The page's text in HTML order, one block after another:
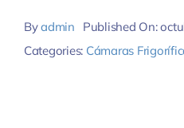
Byadmin
Published On:
Categories: Cámaras